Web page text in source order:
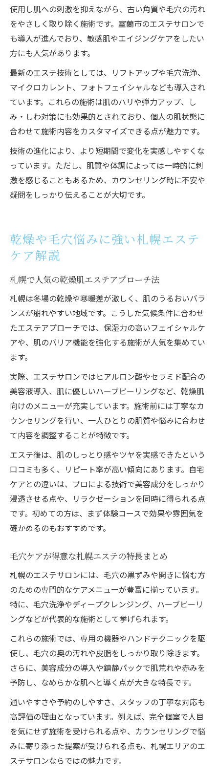
使用し肌への刺激を抑えながら、古い角質や毛穴の汚れ
をやさしく取り除く施術です。室蘭市のエステサロンで
も導入が進んでおり、敏感肌やエイジングケアをしたい
方にも人気があります。
最新のエステ技術としては、リフトアップや毛穴洗浄、
マイクロカレント、フォトフェイシャルなども導入され
ています。これらの施術は肌のハリや弾力アップ、し
み・しわ対策にも効果的とされており、個人の肌状態に
合わせて施術内容をカスタマイズできる点が魅力です。
技術の進化により、より短期間で変化を実感しやすくな
っています。ただし、肌質や体調によっては一時的に刺
激を感じることもあるため、カウンセリング時に不安や
疑問をしっかり伝えることが大切です。
乾燥や毛穴悩みに強い札幌エステ
ケア解説
札幌で人気の乾燥肌エステアプローチ法
札幌は冬場の乾燥や寒暖差が激しく、肌のうるおいバラ
ンスが崩れやすい地域です。こうした気候条件に合わせ
たエステアプローチでは、保湿力の高いフェイシャルケ
アや、肌のバリア機能を強化する施術が人気を集めてい
ます。
実際、エステサロンではヒアルロン酸やセラミド配合の
美容液導入、肌に優しいハーブピーリングなど、乾燥肌
向けのメニューが充実しています。施術前には丁寧なカ
ウンセリングを行い、一人ひとりの肌質や悩みに合わせ
て内容を調整することが特徴です。
エステ後は、肌のしっとり感やツヤを実感できたという
口コミも多く、リピート率が高い傾向にあります。自宅
ケアとの違いは、プロによる技術で美容成分をしっかり
浸透させる点や、リラクゼーションを同時に得られる点
です。初めての方は、まず体験コースで効果や雰囲気を
確かめるのもおすすめです。
毛穴ケアが得意な札幌エステの特長まとめ
札幌のエステサロンには、毛穴の黒ずみや開きに悩む方
のための専門的なケアメニューが豊富に揃っています。
特に、毛穴洗浄やディープクレンジング、ハーブピーリ
ングなどが代表的な施術として挙げられます。
これらの施術では、専用の機器やハンドテクニックを駆
使し、毛穴の奥の汚れや皮脂をしっかり取り除きます。
さらに、美容成分の導入や鎮静パックで肌荒れや赤みを
予防し、なめらかな肌へと導く点が大きな特長です。
通いやすさや予約のしやすさ、スタッフの丁寧な対応も
高評価の理由となっています。例えば、完全個室で人目
を気にせず施術を受けられる点や、カウンセリングで悩
みに寄り添った提案が受けられる点も、札幌エリアのエ
ステサロンならではの魅力です。